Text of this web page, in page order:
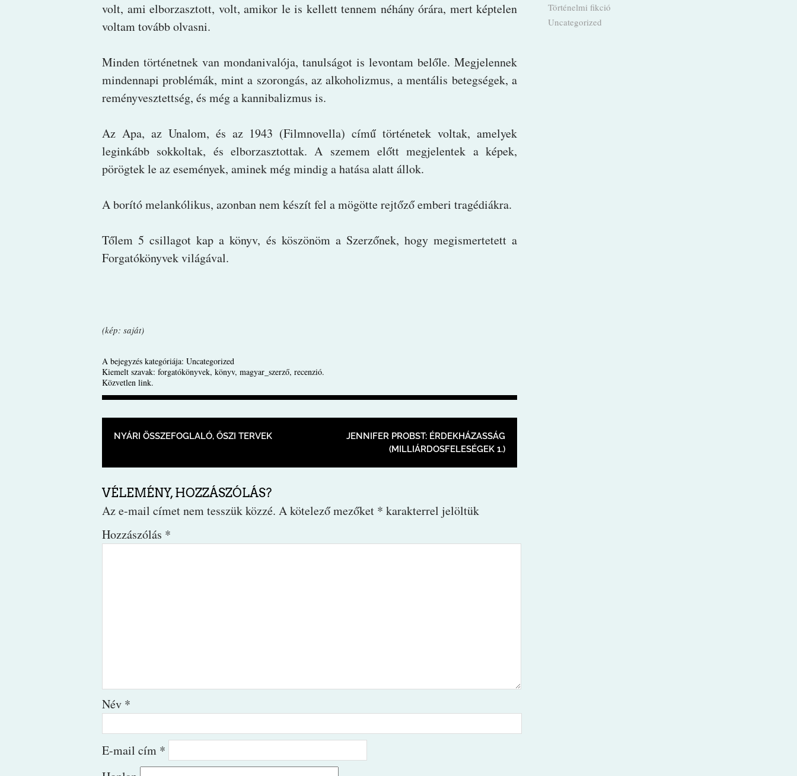
volt, ami elborzasztott, volt, amikor le is kellett tennem néhány órára, mert képtelen
voltam tovább olvasni.
Minden történetnek van mondanivalója, tanulságot is levontam belőle. Megjelennek
mindennapi problémák, mint a szorongás, az alkoholizmus, a mentális betegségek, a
reményvesztettség, és még a kannibalizmus is.
Az Apa, az Unalom, és az 1943 (Filmnovella) című történetek voltak, amelyek
leginkább sokkoltak, és elborzasztottak. A szemem előtt megjelentek a képek,
pörögtek le az események, aminek még mindig a hatása alatt állok.
A borító melankólikus, azonban nem készít fel a mögötte rejtőző emberi tragédiákra.
Tőlem 5 csillagot kap a könyv, és köszönöm a Szerzőnek, hogy megismertetett a
Forgatókönyvek világával.
(kép: saját)
A bejegyzés kategóriája: Uncategorized
Kiemelt szavak: forgatókönyvek, könyv, magyar_szerző, recenzió.
Közvetlen link.
BEJEGYZÉS NAVIGÁCIÓ
NYÁRI ÖSSZEFOGLALÓ, ŐSZI TERVEK
JENNIFER PROBST: ÉRDEKHÁZASSÁG
(MILLIÁRDOSFELESÉGEK 1.)
VÉLEMÉNY, HOZZÁSZÓLÁS?
Az e-mail címet nem tesszük közzé. A kötelező mezőket * karakterrel jelöltük
Hozzászólás *
Név *
E-mail cím *
Történelmi fikció
Uncategorized